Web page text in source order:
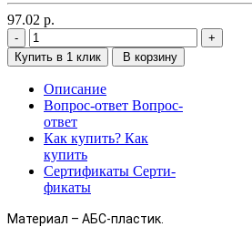
97.02 р.
Купить в 1 клик В корзину
Описание
Вопрос-ответ Вопрос-
ответ
Как купить? Как
купить
Сертификаты Серти-
фикаты
Материал – АБС-пластик.